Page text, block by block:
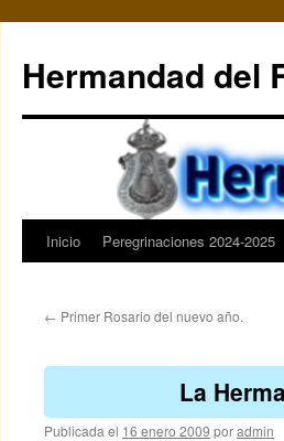
contenido
Hermandad del
Inicio Peregrinaciones 2024-2025
← Primer Rosario del nuevo año.
La
Publicada el 16 enero 2009 poradmin